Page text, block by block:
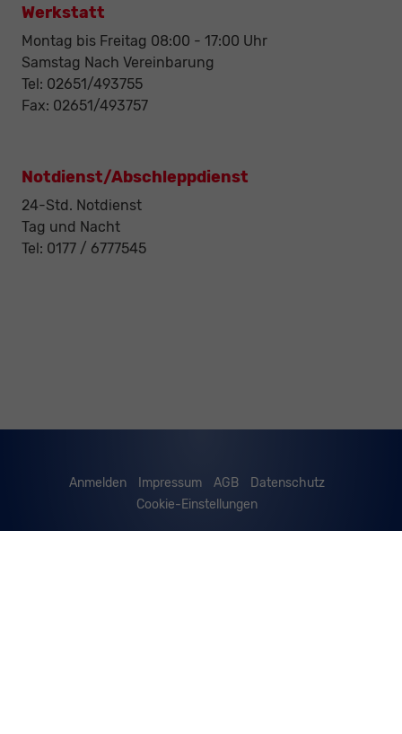
Werkstatt
Montag bis Freitag 08:00 - 17:00 Uhr
Samstag Nach Vereinbarung
Tel: 02651/493755
Fax: 02651/493757
Notdienst/Abschleppdienst
24-Std. Notdienst
Tag und Nacht
Tel: 0177 / 6777545
Anmelden Impressum AGB
Datenschutz
Cookie-Einstellungen